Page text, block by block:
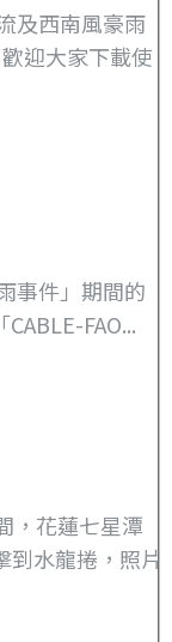
及西南風豪雨
迎大家下載使
事件」期間的
FAO...
，花蓮七星潭
到水龍捲，照片